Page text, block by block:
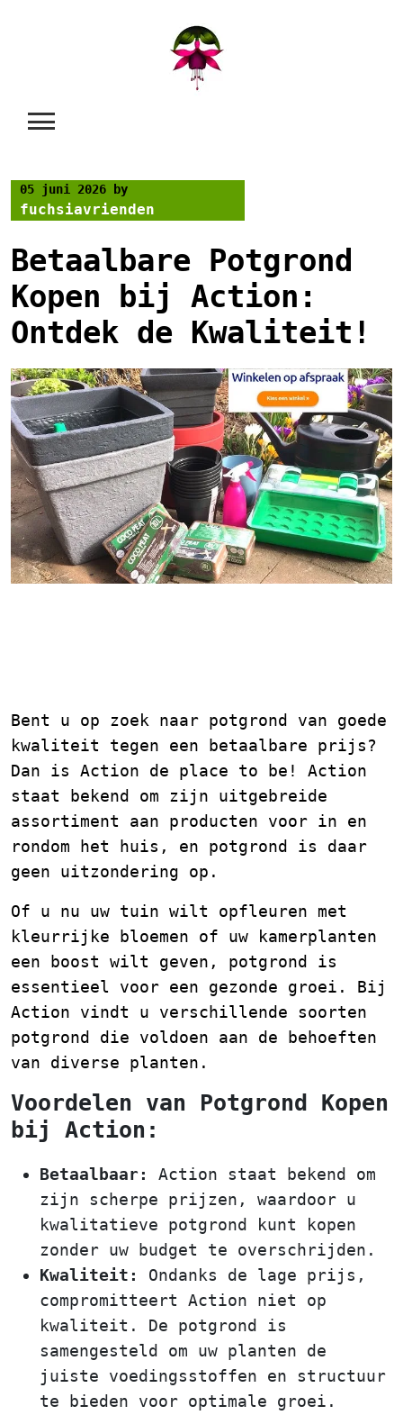
05 juni 2026 by
fuchsiavrienden
Betaalbare Potgrond
Kopen bij Action:
Ontdek de Kwaliteit!
Bent u op zoek naar potgrond van goede
kwaliteit tegen een betaalbare prijs?
Dan is Action de place to be! Action
staat bekend om zijn uitgebreide
assortiment aan producten voor in en
rondom het huis, en potgrond is daar
geen uitzondering op.
Of u nu uw tuin wilt opfleuren met
kleurrijke bloemen of uw kamerplanten
een boost wilt geven, potgrond is
essentieel voor een gezonde groei. Bij
Action vindt u verschillende soorten
potgrond die voldoen aan de behoeften
van diverse planten.
Voordelen van Potgrond Kopen
bij Action:
Betaalbaar:
Action staat bekend om
zijn scherpe prijzen, waardoor u
kwalitatieve potgrond kunt kopen
zonder uw budget te overschrijden.
Kwaliteit:
Ondanks de lage prijs,
compromitteert Action niet op
kwaliteit. De potgrond is
samengesteld om uw planten de
juiste voedingsstoffen en structuur
te bieden voor optimale groei.